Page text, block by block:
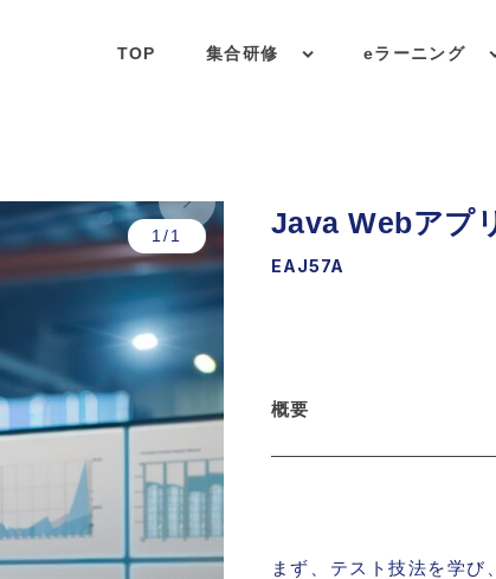
TOP 集合研修 eラーニング
1/1 Java Webアプ
EAJ57A
概要
まず、テスト技法を学